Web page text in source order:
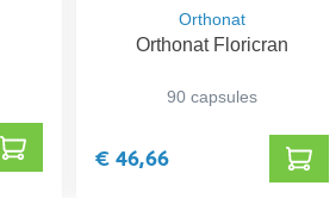
Orthonat
Orthonat Floricran
90 capsules
€ 46,66